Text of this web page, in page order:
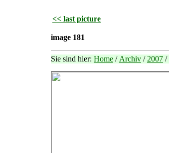
<< last picture
image 181
Sie sind hier: Home / Archiv / 2007 /